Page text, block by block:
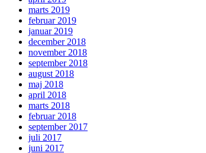
marts 2019
februar 2019
januar 2019
december 2018
november 2018
september 2018
august 2018
maj 2018
april 2018
marts 2018
februar 2018
september 2017
juli 2017
juni 2017